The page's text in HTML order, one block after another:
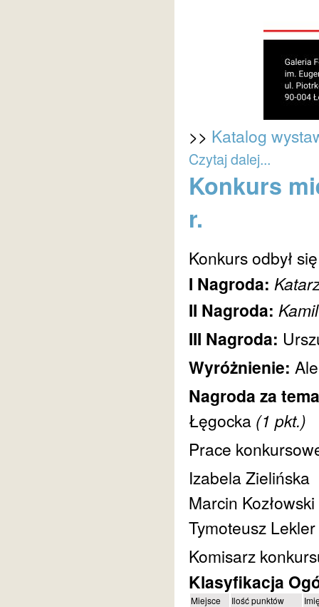
>> Katalog
Czytaj dalej...
Konkurs
r.
Konkurs odbył
I Nagroda:
II Nagroda:
III Nagroda:
Wyróżnienie:
Nagroda za
Łęgocka (1 pkt.)
Prace
Izabela Zielińska
Marcin Kozłowski
Tymoteusz Lekler
Komisarz
Klasyfikacja
Miejsce Ilość punktów